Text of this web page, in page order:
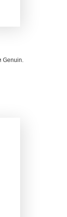
Genuin.